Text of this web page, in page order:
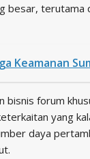
besar, terutama
Keamanan
forum
yang
daya